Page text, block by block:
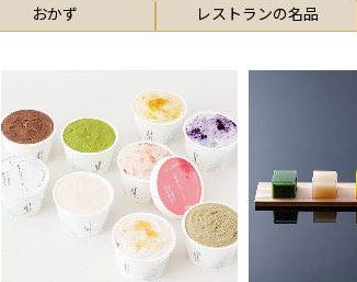
おかず レストランの名品